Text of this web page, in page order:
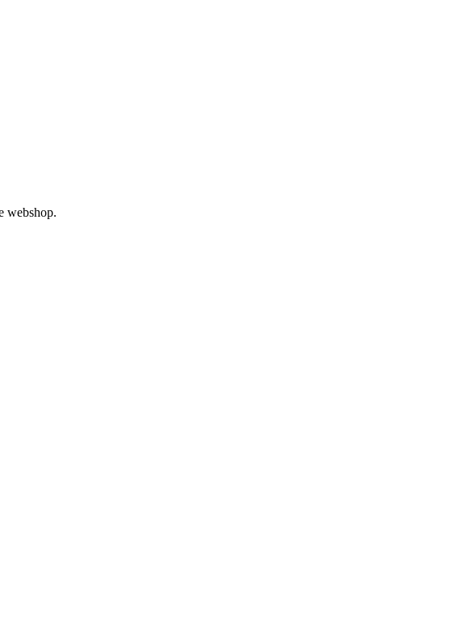
webshop.